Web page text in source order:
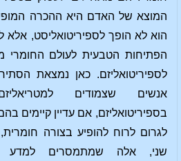
המוצא של האדם היא ההכרה
הוא לא הופך לספיריטואליסט, אלא
הפתיחות הטבעית לעולם החומרי
לספיריטואליזם. כאן נמצאת
אנשים שצמודים
בספיריטואליזם, אם עדיין קיימים
לגרום לרוח להופיע בצורה
שני, אלה שמתמסרים למדע